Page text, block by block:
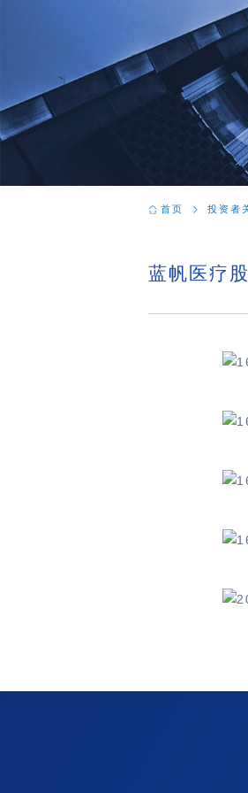
首页 投资者
蓝帆医疗